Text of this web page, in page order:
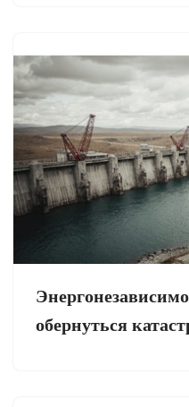
обернуться